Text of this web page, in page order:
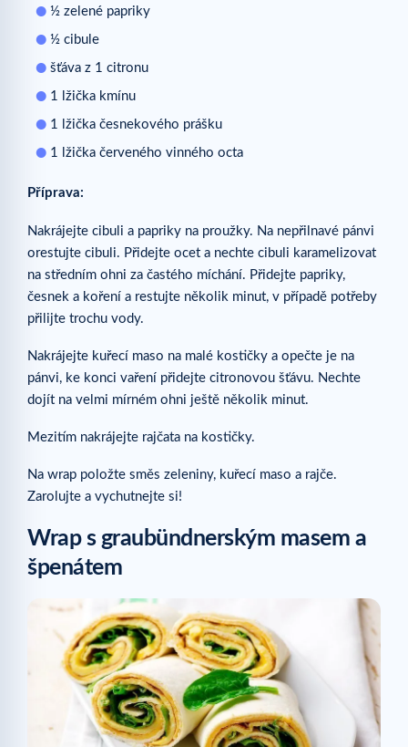
½ zelené papriky
½ cibule
šťáva z 1 citronu
1 lžička kmínu
1 lžička česnekového prášku
1 lžička červeného vinného octa
Příprava:
Nakrájejte cibuli a papriky na proužky. Na nepřilnavé pánvi
orestujte cibuli. Přidejte ocet a nechte cibuli karamelizovat
na středním ohni za častého míchání. Přidejte papriky,
česnek a koření a restujte několik minut, v případě potřeby
přilijte trochu vody.
Nakrájejte kuřecí maso na malé kostičky a opečte je na
pánvi, ke konci vaření přidejte citronovou šťávu. Nechte
dojít na velmi mírném ohni ještě několik minut.
Mezitím nakrájejte rajčata na kostičky.
Na wrap položte směs zeleniny, kuřecí maso a rajče.
Zarolujte a vychutnejte si!
Wrap s graubündnerským masem a
špenátem